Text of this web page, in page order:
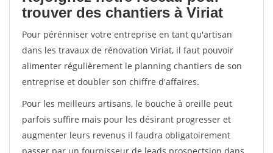
trouver des chantiers à Viriat
Pour pérénniser votre entreprise en tant qu'artisan
dans les travaux de rénovation Viriat, il faut pouvoir
alimenter régulièrement le planning chantiers de son
entreprise et doubler son chiffre d'affaires.
Pour les meilleurs artisans, le bouche à oreille peut
parfois suffire mais pour les désirant progresser et
augmenter leurs revenus il faudra obligatoirement